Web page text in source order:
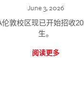
June 3, 2026
敦校区现已开始招收
生。
阅读更多